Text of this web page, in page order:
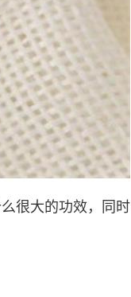
很大的功效，同时